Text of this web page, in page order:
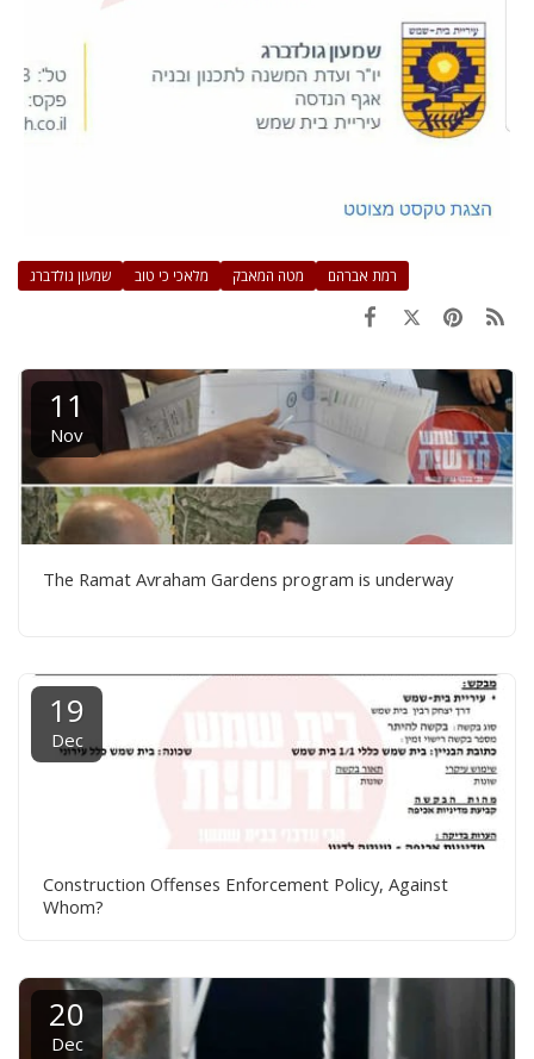
שמעון גולדברג מלאכי כי טוב מטה המאבק רמת אברהם
11
Nov
The Ramat Avraham Gardens program is underway
19
Dec
Construction Offenses Enforcement Policy, Against
Whom?
20
Dec